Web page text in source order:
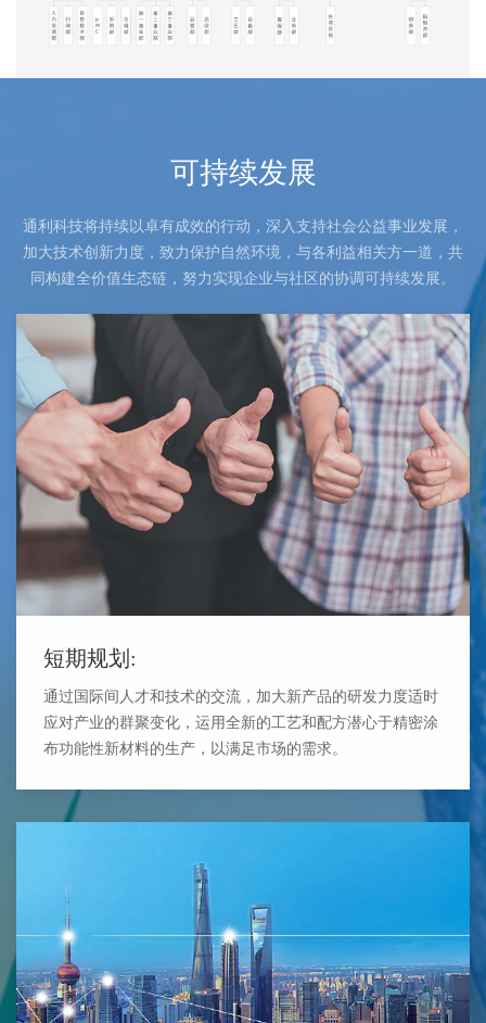
可持续发展
通利科技将持续以卓有成效的行动，深入支持社会公益事业发展，
加大技术创新力度，致力保护自然环境，与各利益相关方一道，共
同构建全价值生态链，努力实现企业与社区的协调可持续发展。
短期规划:
通过国际间人才和技术的交流，加大新产品的研发力度适时
应对产业的群聚变化，运用全新的工艺和配方潜心于精密涂
布功能性新材料的生产，以满足市场的需求。